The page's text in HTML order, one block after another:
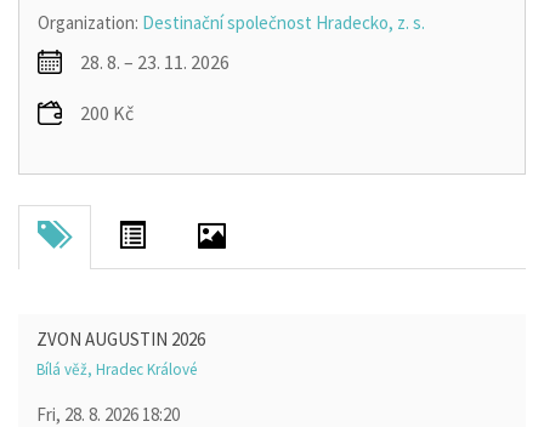
Organization: Destinační společnost Hradecko, z. s.
28. 8. – 23. 11. 2026
200 Kč
ZVON AUGUSTIN 2026
Bílá věž, Hradec Králové
Fri, 28. 8. 2026 18:20